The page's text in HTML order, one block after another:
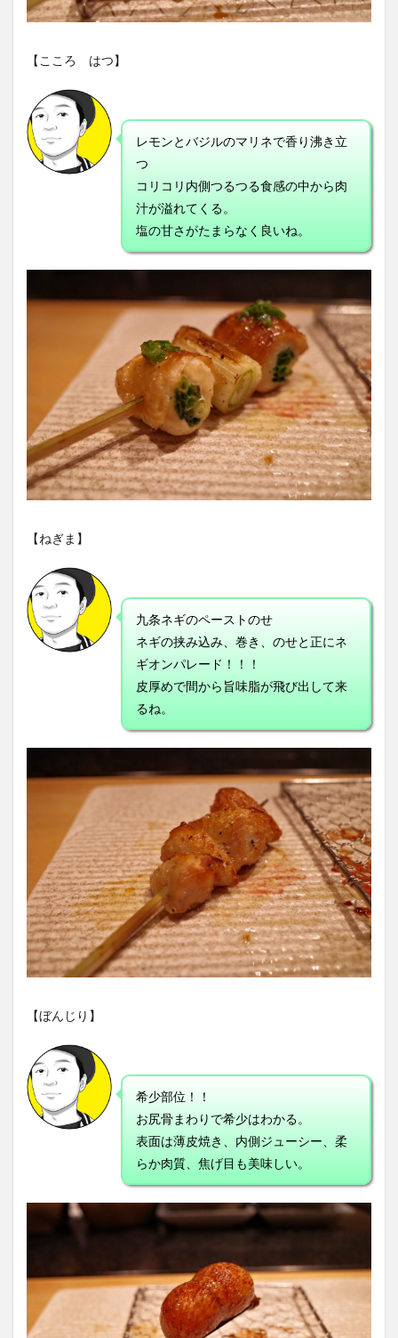
【こころ はつ】
レモンとバジルのマリネで香り沸き立
つ
コリコリ内側つるつる食感の中から肉
汁が溢れてくる。
塩の甘さがたまらなく良いね。
【ねぎま】
九条ネギのペーストのせ
ネギの挟み込み、巻き、のせと正にネ
ギオンパレード！！！
皮厚めで間から旨味脂が飛び出して来
るね。
【ぼんじり】
希少部位！！
お尻骨まわりで希少はわかる。
表面は薄皮焼き、内側ジューシー、柔
らか肉質、焦げ目も美味しい。